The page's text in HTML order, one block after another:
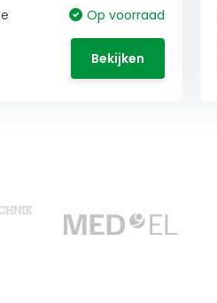
Op voorraad
Bekijken